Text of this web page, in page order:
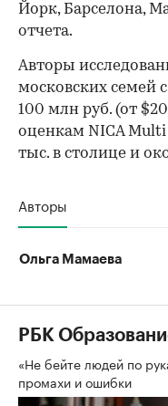
Йорк, Барселона,
отчета.
Авторы
московских семей
100 млн руб. (от
оценкам NICA Multi
тыс. в столице и
Авторы
Ольга Мамаева
РБК
«Не бейте людей по
промахи и ошибки